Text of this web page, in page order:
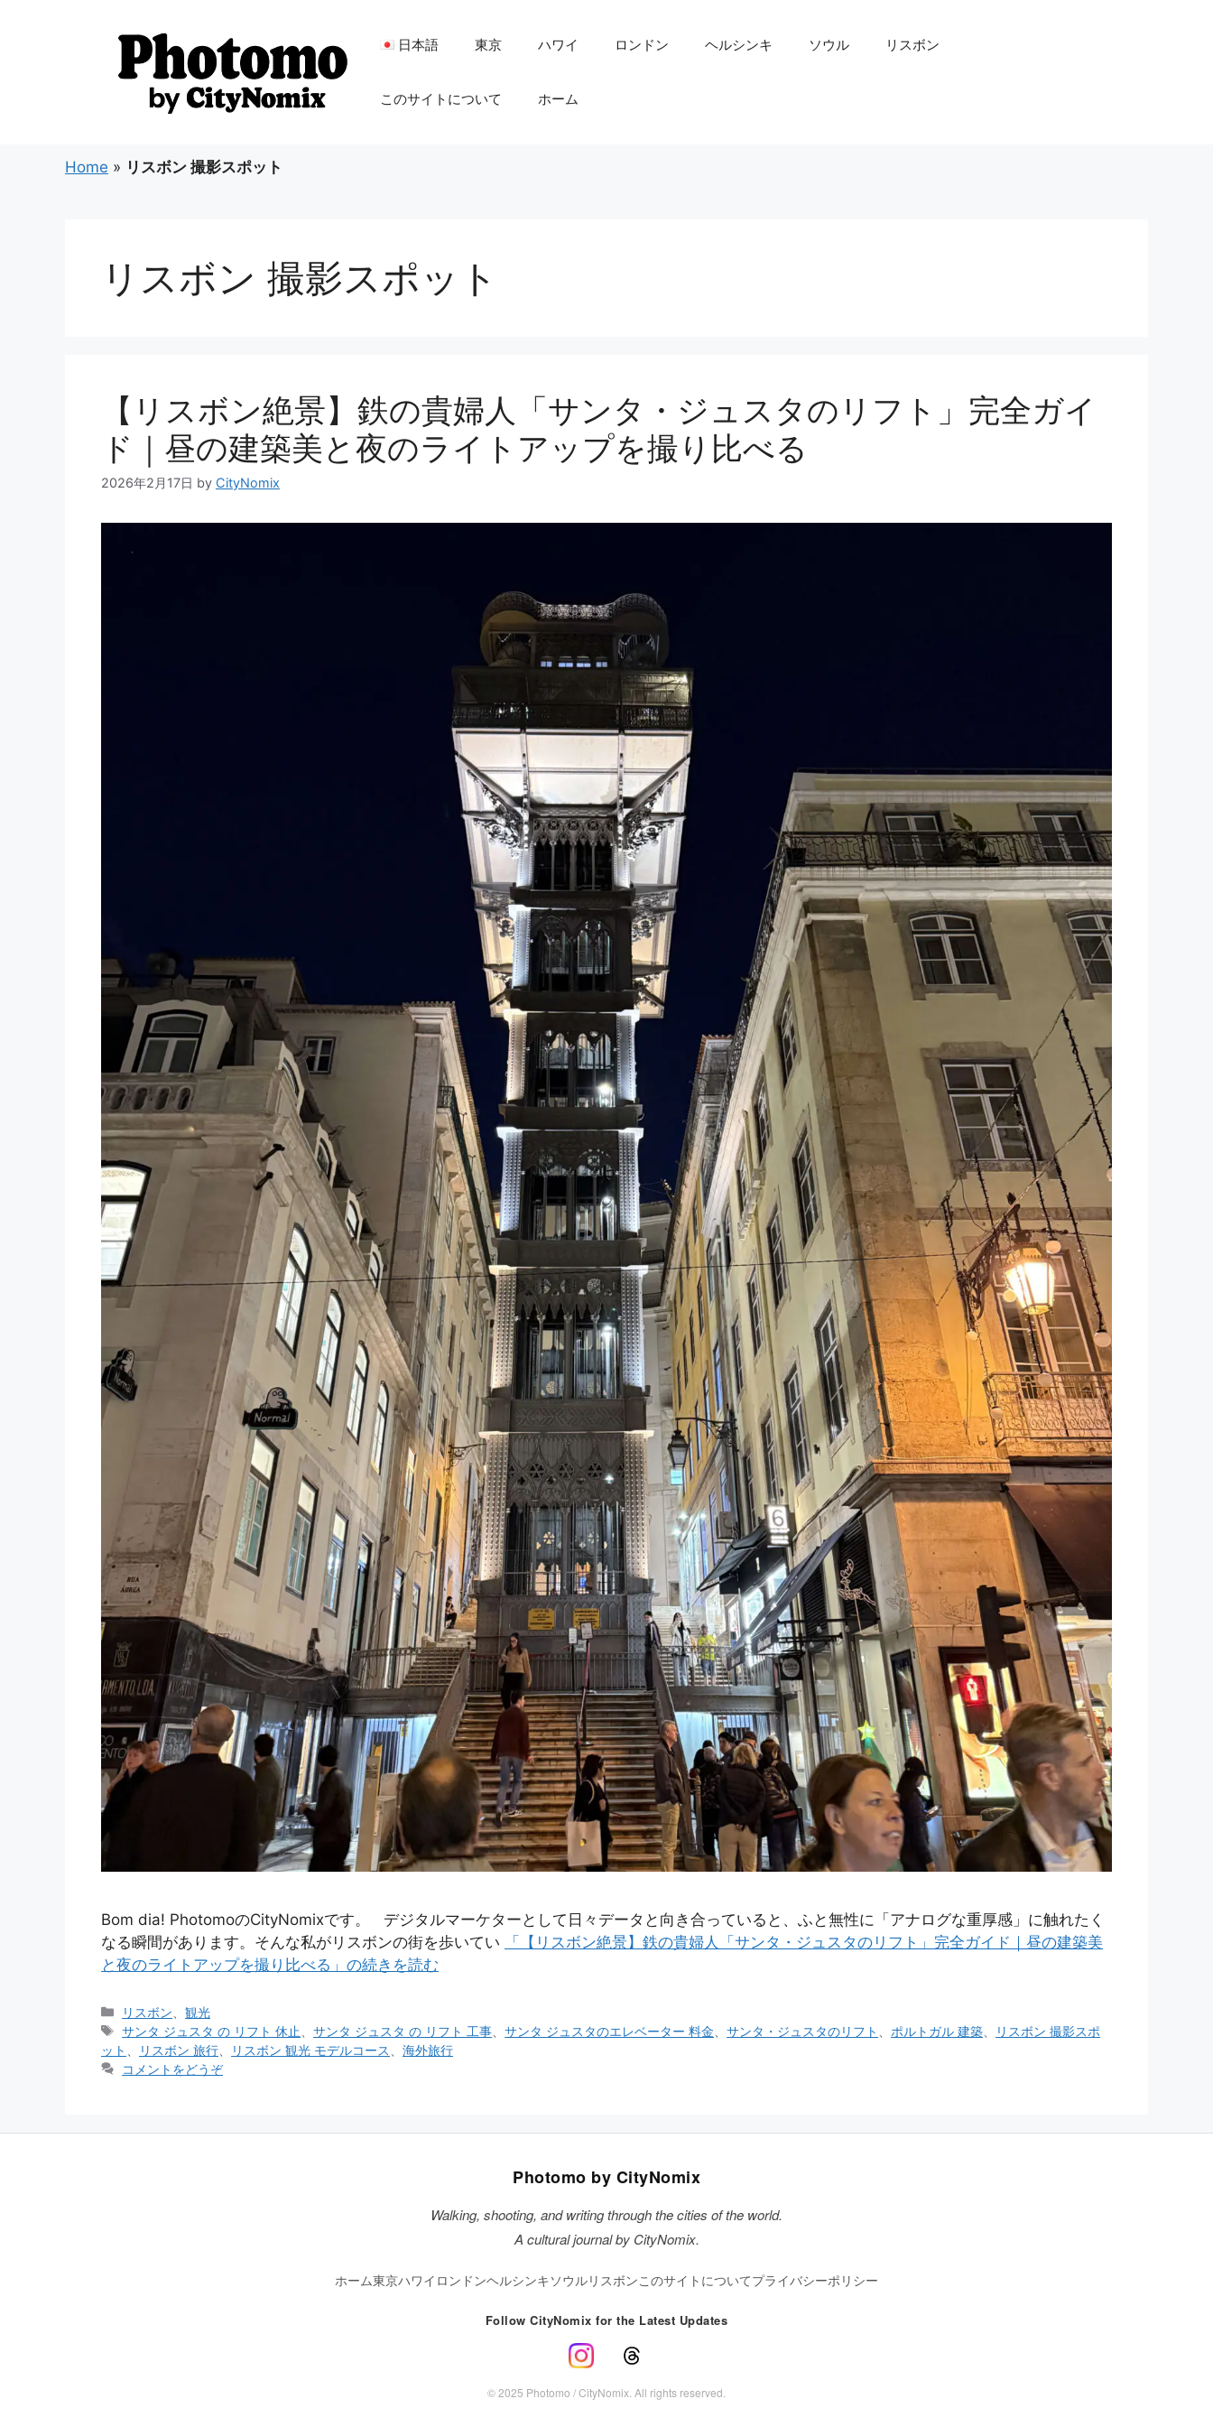
日本語 東京 ハワイ ロンドン ヘルシンキ ソウル リスボン
このサイトについて ホーム
Home » リスボン 撮影スポット
リスボン 撮影スポット
【リスボン絶景】鉄の貴婦人「サンタ・ジュスタのリフト」完全ガイ
ド｜昼の建築美と夜のライトアップを撮り比べる
2026年2月17日 by CityNomix
Bom dia! PhotomoのCityNomixです。 デジタルマーケターとして日々データと向き合っていると、ふと無性に「アナログな重厚感」に触れたく
なる瞬間があります。そんな私がリスボンの街を歩いてい
「【リスボン絶景】鉄の貴婦人「サンタ・ジュスタのリフト」完全ガイド｜昼の建築美
と夜のライトアップを撮り比べる」の続きを読む
カ
テ
ゴ
リ
リスボン 、観光
タ
グ
サンタ ジュスタ の リフト 休止 、サンタ ジュスタ の リフト 工事 、サンタ ジュスタのエレベーター 料金 、サンタ・ジュスタのリフト ポルトガル 建築
リスボン 撮影スポ
ット
リスボン 旅行 リスボン 観光 モデルコース
海外旅行
コメントをどうぞ
Photomo by CityNomix
Walking, shooting, and writing through the cities of the world.
A cultural journal by CityNomix.
ホーム東京ハワイ ロンドンヘルシンキ ソウルリスボンこのサイトについてプライバシーポリシー
Follow CityNomix for the Latest Updates
© 2025 Photomo / CityNomix. All rights reserved.